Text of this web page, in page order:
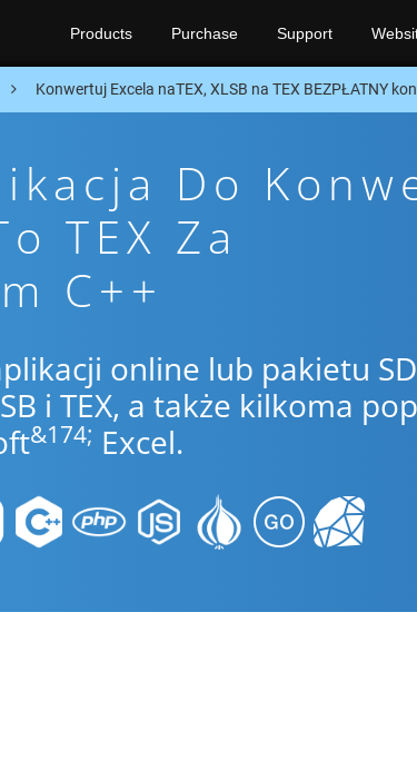
Products Purchase Support
Konwertuj Excela naTEX, XLSB na TEX BEZPŁATNY
Do
TEX Za
C++
online lub pakietu
i TEX, a także kilkoma
&174; Excel.